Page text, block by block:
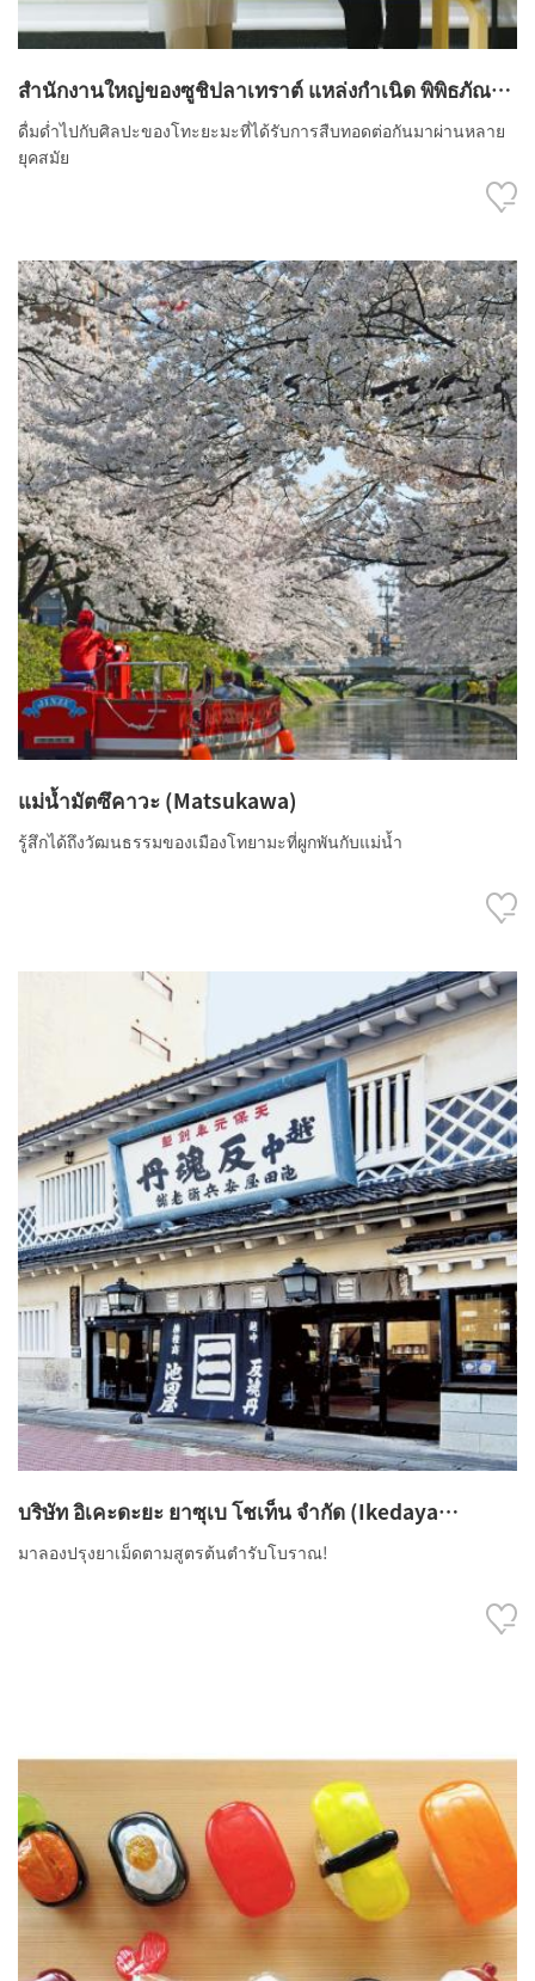
สำนักงานใหญ่ของซูชิปลาเทราต์ แหล่งกำเนิด พิพิธภัณฑ์
ซูชิปลาเทราต์ (Trout Sushi Museum)
ดื่มด่ำไปกับศิลปะของโทะยะมะที่ได้รับการสืบทอดต่อกันมาผ่านหลาย
ยุคสมัย
แม่น้ำมัตซึคาวะ (Matsukawa)
รู้สึกได้ถึงวัฒนธรรมของเมืองโทยามะที่ผูกพันกับแม่น้ำ
บริษัท อิเคะดะยะ ยาซุเบ โชเท็น จำกัด (Ikedaya
Yasuibei Shouten Co., Ltd.)
มาลองปรุงยาเม็ดตามสูตรต้นตำรับโบราณ!